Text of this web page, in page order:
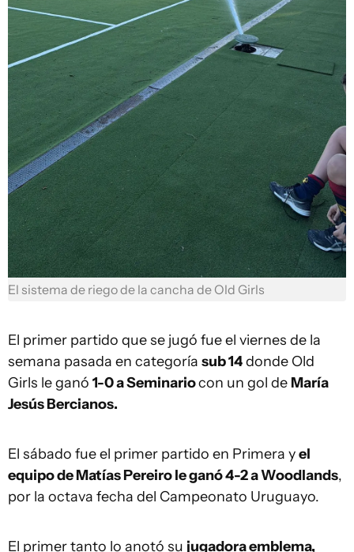
El sistema de riego de la cancha de Old Girls
El primer partido que se jugó fue el viernes de la
semana pasada en categoría sub 14donde Old
Girls le ganó 1-0 a Seminariocon un gol de María
Jesús Bercianos.
El sábado fue el primer partido en Primera yel
equipo de Matías Pereiro le ganó 4-2 a Woodlands,
por la octava fecha del Campeonato Uruguayo.
El primer tanto lo anotó su jugadora emblema,